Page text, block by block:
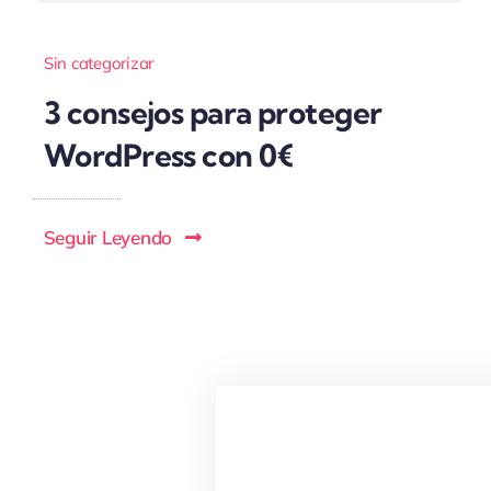
Sin categorizar
3 consejos para proteger
WordPress con 0€
Seguir Leyendo